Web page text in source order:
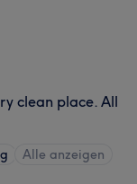
clean place. All
Alle anzeigen